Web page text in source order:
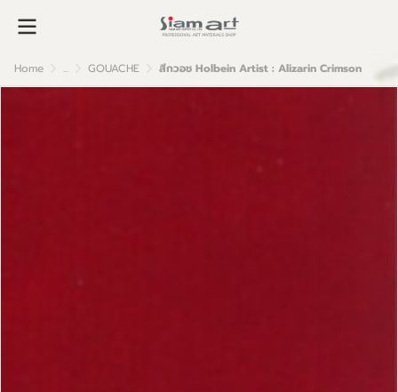
Home ... GOUACHE สีกวอช Holbein Artist : Alizarin Crimson